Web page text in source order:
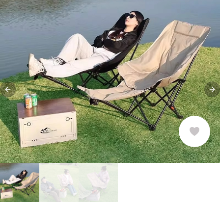
Previous slide